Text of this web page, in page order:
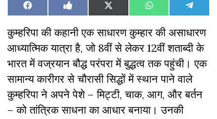
Share
on
Facebook Share
on
Like
on
Share
on
X
(Twitter)
Share
on
WhatsAppShare
on
कुम्हरिपा की कहानी एक साधारण कुम्हार की असाधारण
आध्यात्मिक यात्रा है, जो 8वीं से लेकर 12वीं शताब्दी के
भारत में वज्रयान बौद्ध परंपरा में बुद्धत्व तक पहुंची। एक
सामान्य कारीगर से चौरासी सिद्धों में स्थान पाने वाले
कुम्हरिपा ने अपने पेशे – मिट्टी, चाक, आग, और बर्तन
– को तांत्रिक साधना का आधार बनाया। उनकी